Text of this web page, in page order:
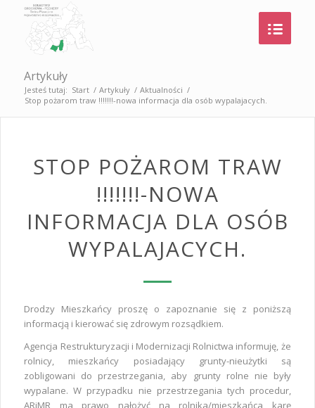
Artykuły
Jesteś tutaj: Start / Artykuły / Aktualności /
Stop pożarom traw !!!!!!!-nowa informacja dla osób wypalajacych.
STOP POŻAROM TRAW
!!!!!!!-NOWA
INFORMACJA DLA OSÓB
WYPALAJACYCH.
Drodzy Mieszkańcy proszę o zapoznanie się z poniższą
informacją i kierować się zdrowym rozsądkiem.
Agencja Restrukturyzacji i Modernizacji Rolnictwa informuję, że
rolnicy, mieszkańcy posiadający grunty-nieużytki są
zobligowani do przestrzegania, aby grunty rolne nie były
wypalane. W przypadku nie przestrzegania tych procedur,
ARiMR ma prawo nałożyć na rolnika/mieszkańca karę